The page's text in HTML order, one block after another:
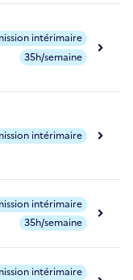
intérimaire
35h/semaine
intérimaire
intérimaire
35h/semaine
intérimaire